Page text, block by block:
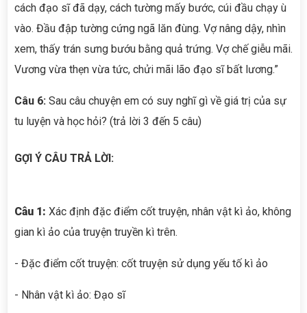
cách đạo sĩ đã dạy, cách tường mấy bước, cúi đầu chạy ù
vào. Đầu đập tường cứng ngã lăn đùng. Vợ nâng dậy, nhìn
xem, thấy trán sưng bướu bằng quả trứng. Vợ chế giễu mãi.
Vương vừa thẹn vừa tức, chửi mãi lão đạo sĩ bất lương.”
Câu 6: Sau câu chuyện em có suy nghĩ gì về giá trị của sự
tu luyện và học hỏi? (trả lời 3 đến 5 câu)
GỢI Ý CÂU TRẢ LỜI:
Câu 1: Xác định đặc điểm cốt truyện, nhân vật kì ảo, không
gian kì ảo của truyện truyền kì trên.
- Đặc điểm cốt truyện: cốt truyện sử dụng yếu tố kì ảo
- Nhân vật kì ảo: Đạo sĩ